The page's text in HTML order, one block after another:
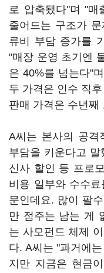
로 압축됐다"며 "매
줄어드는 구조가
류비 부담 증가를
"매장 운영 초기엔
은 40%를 넘는다"
두 가격은 인수 직
판매 가격은 수년째
A씨는 본사의 공격
부담을 키운다고
신사 할인 등 프로
비용 일부와 수수
문인데요. 많이 팔
만 점주는 남는 게
는 사모펀드 체제
다. A씨는 "과거에
지만 지금은 현금